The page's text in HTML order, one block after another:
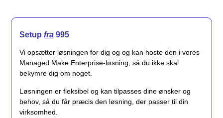
Setup fra 995
Vi opsætter løsningen for dig og og kan hoste den i vores
Managed Make Enterprise-løsning, så du ikke skal
bekymre dig om noget.
Løsningen er fleksibel og kan tilpasses dine ønsker og
behov, så du får præcis den løsning, der passer til din
virksomhed.